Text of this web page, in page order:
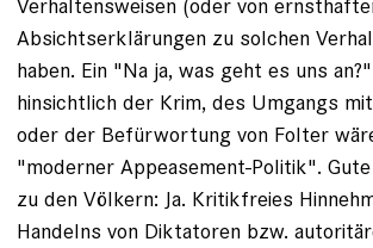
Absichtserklärungen zu solchen
haben. Ein "Na ja, was geht es uns
hinsichtlich der Krim, des Umgangs
oder der Befürwortung von Folter
"moderner Appeasement-Politik".
zu den Völkern: Ja. Kritikfreies
Handelns von Diktatoren bzw.